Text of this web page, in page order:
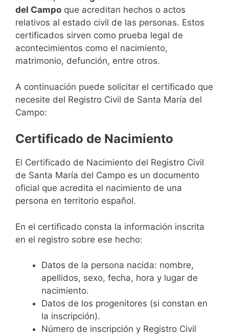
del Campo que acreditan hechos o actos
relativos al estado civil de las personas. Estos
certificados sirven como prueba legal de
acontecimientos como el nacimiento,
matrimonio, defunción, entre otros.
A continuación puede solicitar el certificado que
necesite del Registro Civil de Santa María del
Campo:
Certificado de Nacimiento
El Certificado de Nacimiento del Registro Civil
de Santa María del Campo es un documento
oficial que acredita el nacimiento de una
persona en territorio español.
En el certificado consta la información inscrita
en el registro sobre ese hecho:
Datos de la persona nacida: nombre,
apellidos, sexo, fecha, hora y lugar de
nacimiento.
Datos de los progenitores (si constan en
la inscripción).
Número de inscripción y Registro Civil